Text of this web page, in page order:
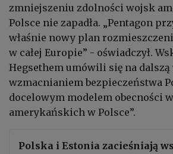
zmniejszeniu zdolności wojsk
Polsce nie zapadła. „Pentagon
właśnie nowy plan
w całej Europie” - oświadczył.
Hegsethem umówili się na dalszą
wzmacnianiem bezpieczeństwa
docelowym modelem obecności
amerykańskich w Polsce”.
Polska i Estonia zacieśniają